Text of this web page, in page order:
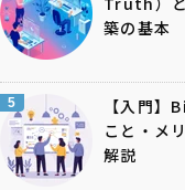
築の基本
5
【入門
こと・メ
解説